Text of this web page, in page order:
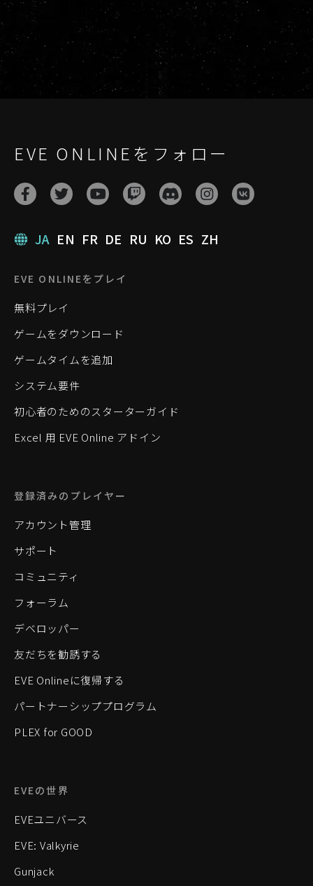
EVE ONLINEをフォロー
JA EN FR DE RU KO ES ZH
EVE ONLINEをプレイ
無料プレイ
ゲームをダウンロード
ゲームタイムを追加
システム要件
初心者のためのスターターガイド
Excel 用 EVE Online アドイン
登録済みのプレイヤー
アカウント管理
サポート
コミュニティ
フォーラム
デベロッパー
友だちを勧誘する
EVE Onlineに復帰する
パートナーシッププログラム
PLEX for GOOD
EVEの世界
EVEユニバース
EVE: Valkyrie
Gunjack